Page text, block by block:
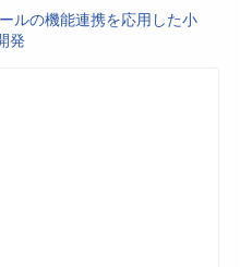
ルの機能連携を応用した小
発